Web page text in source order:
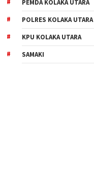
PEMDA KOLAKA UTARA
POLRES KOLAKA UTARA
KPU KOLAKA UTARA
SAMAKI